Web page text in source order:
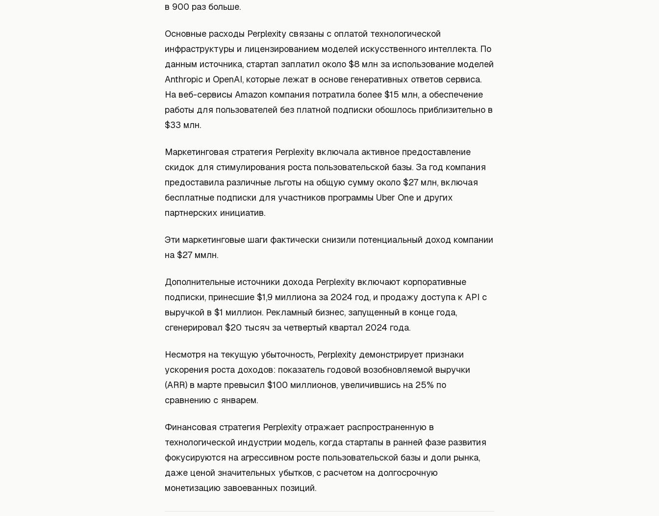
в 900 раз больше.
Основные расходы Perplexity связаны с оплатой технологической
инфраструктуры и лицензированием моделей искусственного интеллекта. По
данным источника, стартап заплатил около $8 млн за использование моделей
Anthropic и OpenAI, которые лежат в основе генеративных ответов сервиса.
На веб-сервисы Amazon компания потратила более $15 млн, а обеспечение
работы для пользователей без платной подписки обошлось приблизительно в
$33 млн.
Маркетинговая стратегия Perplexity включала активное предоставление
скидок для стимулирования роста пользовательской базы. За год компания
предоставила различные льготы на общую сумму около $27 млн, включая
бесплатные подписки для участников программы Uber One и других
партнерских инициатив.
Эти маркетинговые шаги фактически снизили потенциальный доход компании
на $27 ммлн.
Дополнительные источники дохода Perplexity включают корпоративные
подписки, принесшие $1,9 миллиона за 2024 год, и продажу доступа к API с
выручкой в $1 миллион. Рекламный бизнес, запущенный в конце года,
сгенерировал $20 тысяч за четвертый квартал 2024 года.
Несмотря на текущую убыточность, Perplexity демонстрирует признаки
ускорения роста доходов: показатель годовой возобновляемой выручки
(ARR) в марте превысил $100 миллионов, увеличившись на 25% по
сравнению с январем.
Финансовая стратегия Perplexity отражает распространенную в
технологической индустрии модель, когда стартапы в ранней фазе развития
фокусируются на агрессивном росте пользовательской базы и доли рынка,
даже ценой значительных убытков, с расчетом на долгосрочную
монетизацию завоеванных позиций.